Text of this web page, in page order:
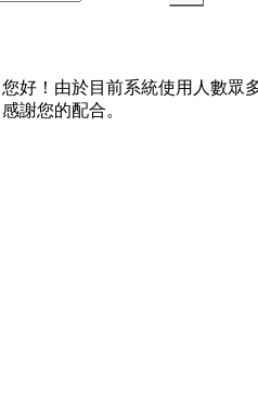
好！由於目前系統使用人數眾
謝您的配合。